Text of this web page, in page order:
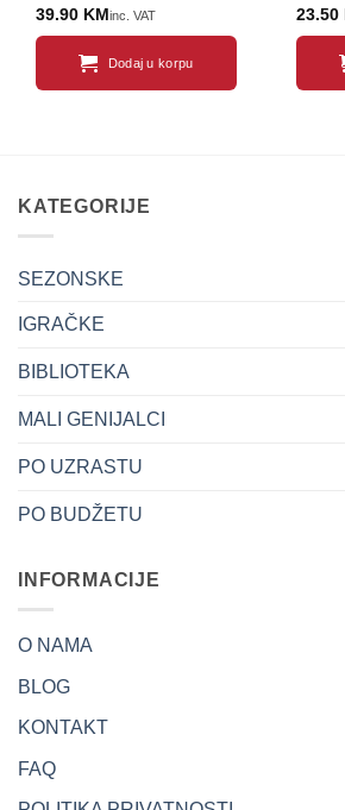
39.90 KM inc. VAT
Dodaj u korpu
23.50
KATEGORIJE
SEZONSKE
IGRAČKE
BIBLIOTEKA
MALI GENIJALCI
PO UZRASTU
PO BUDŽETU
INFORMACIJE
O NAMA
BLOG
KONTAKT
FAQ